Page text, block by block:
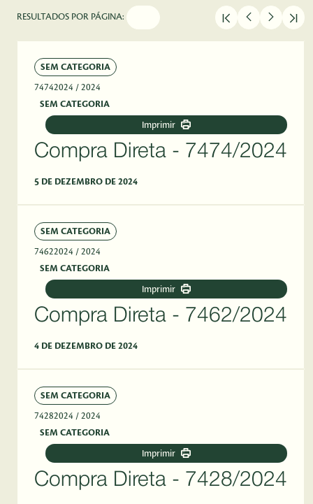
RESULTADOS POR PÁGINA:
SEM CATEGORIA
74742024 / 2024
SEM CATEGORIA
Imprimir
Compra Direta - 7474/2024
5 DE DEZEMBRO DE 2024
SEM CATEGORIA
74622024 / 2024
SEM CATEGORIA
Imprimir
Compra Direta - 7462/2024
4 DE DEZEMBRO DE 2024
SEM CATEGORIA
74282024 / 2024
SEM CATEGORIA
Imprimir
Compra Direta - 7428/2024